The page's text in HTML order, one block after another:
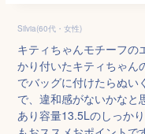
Silvia(60代・女性)
キティちゃんモチーフの
かり付いたキティちゃん
でバッグに付けたらぬい
で、違和感がないかな
あり容量13.5Lのしっか